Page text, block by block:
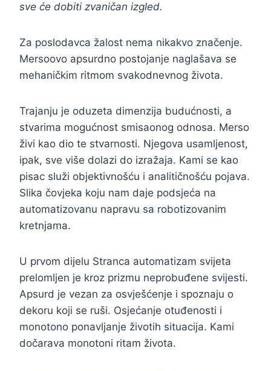
sve će dobiti zvaničan izgled.
Za poslodavca žalost nema nikakvo značenje.
Mersoovo apsurdno postojanje naglašava se
mehaničkim ritmom svakodnevnog života.
Trajanju je oduzeta dimenzija budućnosti, a
stvarima mogućnost smisaonog odnosa. Merso
živi kao dio te stvarnosti. Njegova usamljenost,
ipak, sve više dolazi do izražaja. Kami se kao
pisac služi objektivnošću i analitičnošću pojava.
Slika čovjeka koju nam daje podsjeća na
automatizovanu napravu sa robotizovanim
kretnjama.
U prvom dijelu Stranca automatizam svijeta
prelomljen je kroz prizmu neprobuđene svijesti.
Apsurd je vezan za osvješćenje i spoznaju o
dekoru koji se ruši. Osjećanje otuđenosti i
monotono ponavljanje životih situacija. Kami
dočarava monotoni ritam života.